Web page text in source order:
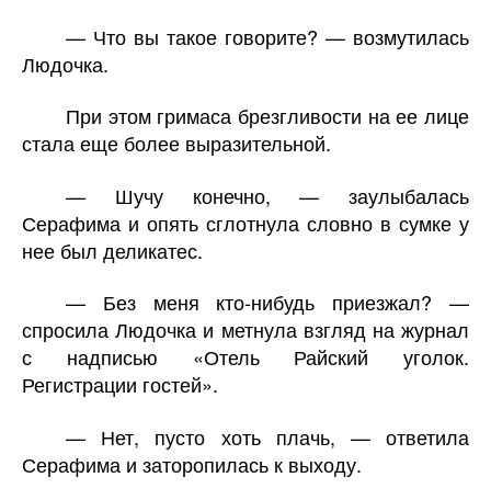
— Что вы такое говорите? — возмутилась
Людочка.
При этом гримаса брезгливости на ее лице
стала еще более выразительной.
— Шучу конечно, — заулыбалась
Серафима и опять сглотнула словно в сумке у
нее был деликатес.
— Без меня кто-нибудь приезжал? —
спросила Людочка и метнула взгляд на журнал
с надписью «Отель Райский уголок.
Регистрации гостей».
— Нет, пусто хоть плачь, — ответила
Серафима и заторопилась к выходу.